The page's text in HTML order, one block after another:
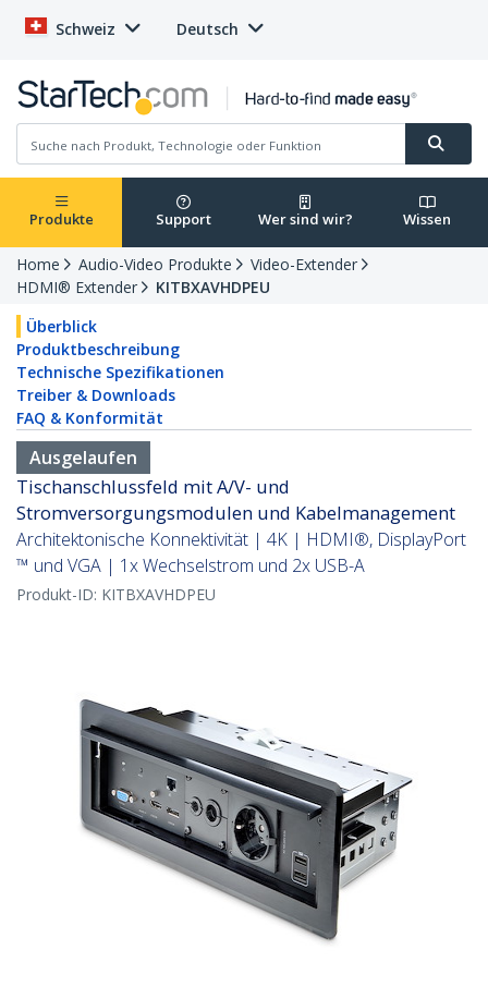
Schweiz Deutsch
Produkte Support Wer sind wir? Wissen
Home Audio-Video Produkte
Video-Extender
HDMI® Extender
KITBXAVHDPEU
Überblick
Produktbeschreibung
Technische Spezifikationen
Treiber & Downloads
FAQ & Konformität
Ausgelaufen
Tischanschlussfeld mit A/V- und
Stromversorgungsmodulen und Kabelmanagement
Architektonische Konnektivität | 4K | HDMI®, DisplayPort
™ und VGA | 1x Wechselstrom und 2x USB-A
Produkt-ID: KITBXAVHDPEU